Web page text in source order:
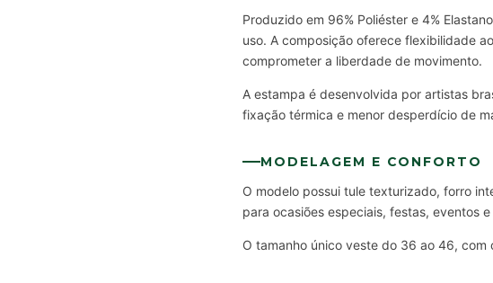
Produzido em 96% Poliéster e 4%
uso. A composição oferece flexibilidade
comprometer a liberdade de movimento.
A estampa é desenvolvida por artistas
fixação térmica e menor desperdício de
MODELAGEM E CONFORTO
O modelo possui tule texturizado, forro
para ocasiões especiais, festas, eventos
O tamanho único veste do 36 ao 46,